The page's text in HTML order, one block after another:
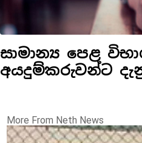
සාමාන්‍ය පෙළ
අයදුම්කරුවන්ට
More From Neth News